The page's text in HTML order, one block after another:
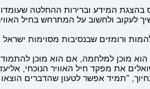
בהצגת המידע וברירות ההחלטה
לעקוב ולחשוב על המתרחש בחיל
ורומזים שבנסיבות מסוימות
מוכן למלחמה, אם הוא מוכן
את מפקד חיל האוויר הנוכחי,
"תמיד אפשר לטעון שהדברים